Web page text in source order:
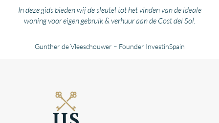
In deze gids bieden wij de sleutel tot het vinden van de ideale
woning voor eigen gebruik & verhuur aan de Cost del Sol.
Gunther de Vleeschouwer – Founder InvestinSpain